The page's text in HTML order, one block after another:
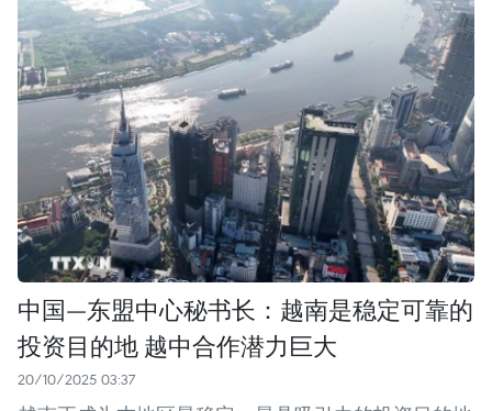
中国—东盟中心秘书长：越南是稳定可靠的
投资目的地 越中合作潜力巨大
20/10/2025 03:37